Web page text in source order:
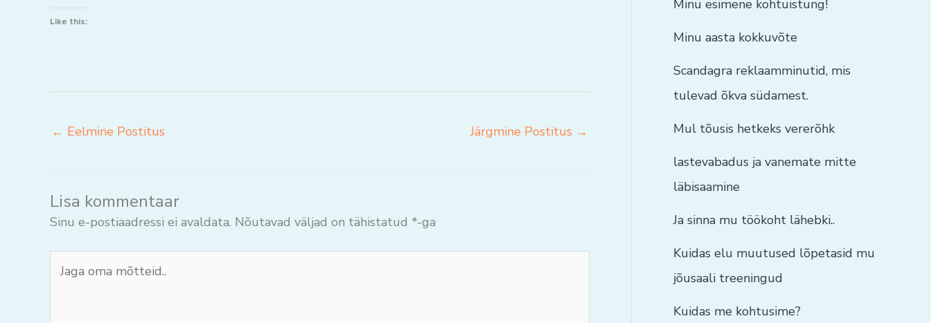
Like this:
← Eelmine Postitus Järgmine Postitus →
Lisa kommentaar
Sinu e-postiaadressi ei avaldata. Nõutavad väljad on tähistatud *-ga
oma
Minu esimene kohtuistung!
Minu aasta kokkuvõte
Scandagra reklaamminutid, mis
tulevad õkva südamest.
Mul tõusis hetkeks vererõhk
lastevabadus ja vanemate mitte
läbisaamine
Ja sinna mu töökoht lähebki..
Kuidas elu muutused lõpetasid mu
jõusaali treeningud
Kuidas me kohtusime?